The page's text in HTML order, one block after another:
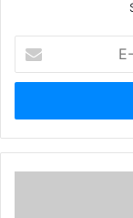
Posta
adresinizi